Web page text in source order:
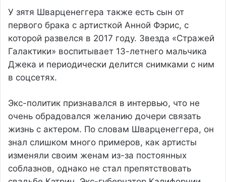
У зятя Шварценеггера также есть сын от
первого брака с артисткой Анной Фэрис, с
которой развелся в 2017 году. Звезда «Стражей
Галактики» воспитывает 13-летнего мальчика
Джека и периодически делится снимками с ним
в соцсетях.
Экс-политик признавался в интервью, что не
очень обрадовался желанию дочери связать
жизнь с актером. По словам Шварценеггера, он
знал слишком много примеров, как артисты
изменяли своим женам из-за постоянных
соблазнов, однако не стал препятствовать